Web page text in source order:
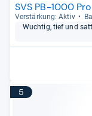
SVS PB-1000 Pro
Ver­stär­kung: Aktiv
Wuch­tig, tief und satt
5